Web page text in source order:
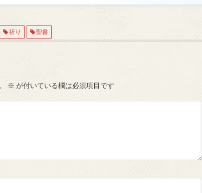
祈り 聖書
※ が付いている欄は必須項目です